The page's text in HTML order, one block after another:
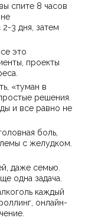
спите 8 часов
3 дня, затем
это
проекты
«туман в
решения.
и все равно не
боль,
с желудком.
даже семью.
одна задача.
каждый
онлайн-